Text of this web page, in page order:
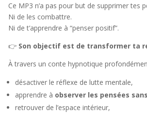
Ce MP3 n’a pas pour but de supprimer tes
Ni de les combattre.
Ni de t’apprendre à “penser positif”.
👉 Son objectif est de transformer ta
À travers un conte hypnotique
désactiver le réflexe de lutte mentale,
apprendre à observer les pensées
retrouver de l’espace intérieur,